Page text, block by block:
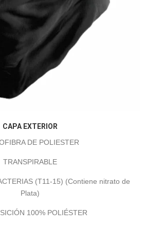
CAPA EXTERIOR
DE POLIESTER
TRANSPIRABLE
(T11-15) (Contiene nitrato de
Plata)
100% POLIÉSTER